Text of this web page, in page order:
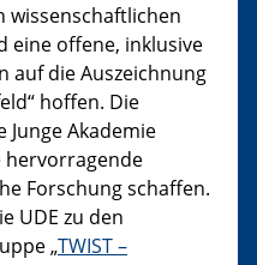
eine offene, inklusive
auf die Auszeichnung
hoffen. Die
Akademie
hervorragende
Forschung schaffen.
UDE zu den
„TWIST –